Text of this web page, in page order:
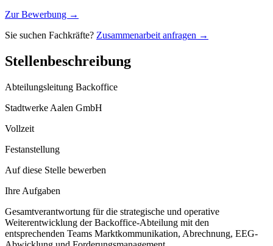
Zur Bewerbung →
Sie suchen Fachkräfte? Zusammenarbeit anfragen →
Stellenbeschreibung
Abteilungsleitung Backoffice
Stadtwerke Aalen GmbH
Vollzeit
Festanstellung
Auf diese Stelle bewerben
Ihre Aufgaben
Gesamtverantwortung für die strategische und operative
Weiterentwicklung der Backoffice-Abteilung mit den
entsprechenden Teams Marktkommunikation, Abrechnung, EEG-